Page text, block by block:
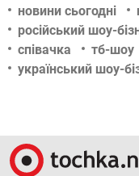
новини сьогодні
російський шоу-
співачка
тб-шоу
український шоу-